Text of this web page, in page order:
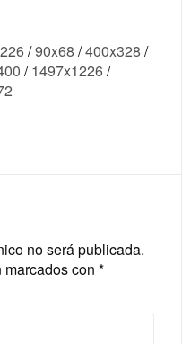
/90x68 /400x328 /
/1497x1226/
no será publicada.
con *